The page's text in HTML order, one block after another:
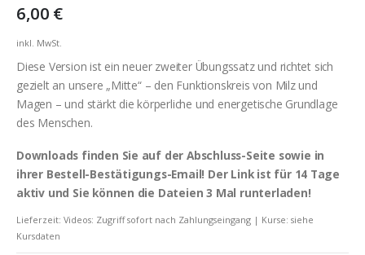
6,00 €
inkl. MwSt.
Diese Version ist ein neuer zweiter Übungssatz und richtet sich
gezielt an unsere „Mitte“ – den Funktionskreis von Milz und
Magen – und stärkt die körperliche und energetische Grundlage
des Menschen.
Downloads finden Sie auf der Abschluss-Seite sowie in
ihrer Bestell-Bestätigungs-Email! Der Link ist für 14 Tage
aktiv und Sie können die Dateien 3 Mal runterladen!
Lieferzeit: Videos: Zugriff sofort nach Zahlungseingang | Kurse: siehe
Kursdaten